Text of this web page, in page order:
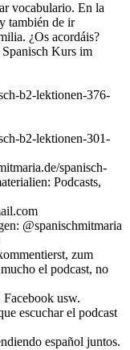
vocabulario. En la
también de ir
¿Os acordáis?
Spanisch Kurs im
b2-lektionen-376-
b2-lektionen-301-
spanisch-
Podcasts,
⁠⁠⁠⁠⁠⁠⁠⁠⁠⁠⁠⁠⁠⁠⁠⁠⁠⁠⁠⁠⁠⁠⁠⁠⁠⁠⁠⁠⁠⁠@spanischmitmaria⁠⁠⁠⁠⁠⁠⁠⁠⁠⁠⁠⁠⁠⁠⁠⁠⁠⁠⁠⁠⁠⁠⁠⁠⁠⁠⁠⁠⁠⁠
zum
el podcast, no
usw.
escuchar el podcast
español juntos.